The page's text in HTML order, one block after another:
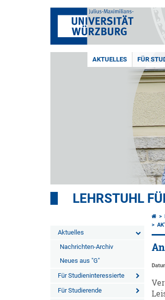
AKTUELLES FÜR
LEHRSTUHL
Aktuelles
Nachrichten-Archiv
Neues aus "G"
Für Studieninteressierte
Für Studierende